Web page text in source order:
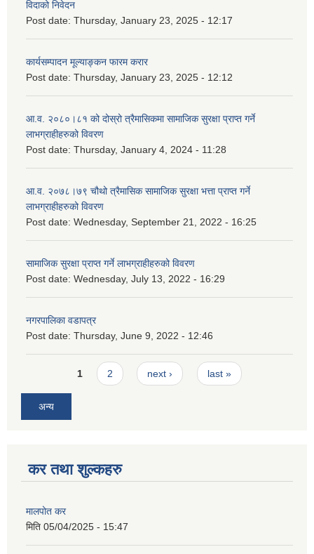
विदाको निवेदन
Post date: Thursday, January 23, 2025 - 12:17
कार्यसम्पादन मूल्याङ्कन फारम करार
Post date: Thursday, January 23, 2025 - 12:12
आ.व. २०८०।८१ को दोस्रो त्रैमासिकमा सामाजिक सुरक्षा प्राप्त गर्ने
लाभग्राहीहरुको विवरण
Post date: Thursday, January 4, 2024 - 11:28
आ.व. २०७८।७९ चौथो त्रैमासिक सामाजिक सुरक्षा भत्ता प्राप्त गर्ने
लाभग्राहीहरुको विवरण
Post date: Wednesday, September 21, 2022 - 16:25
सामाजिक सुरक्षा प्राप्त गर्ने लाभग्राहीहरुको विवरण
Post date: Wednesday, July 13, 2022 - 16:29
नगरपालिका वडापत्र
Post date: Thursday, June 9, 2022 - 12:46
Pages1 2 next › last »
अन्य
कर तथा शुल्कहरु
मालपोत कर
मिति 05/04/2025 - 15:47